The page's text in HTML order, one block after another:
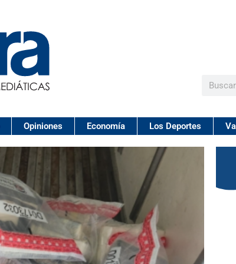
Buscar
Opiniones Economía Los Deportes